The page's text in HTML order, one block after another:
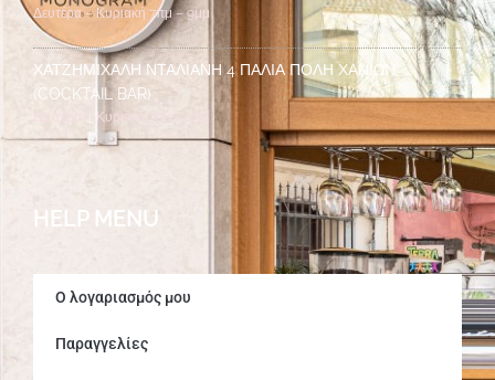
Δευτέρα – Κυριακή 7πμ – 9μμ
ΧΑΤΖΗΜΙΧΆΛΗ ΝΤΑΛΙΑΝΉ 4 ΠΑΛΙΆ ΠΌΛΗ ΧΑΝΊΩΝ
(COCKTAIL BAR)
Δευτέρα – Κυριακή 7μμ – 2πμ
HELP MENU
Ο λογαριασμός μου
Παραγγελίες